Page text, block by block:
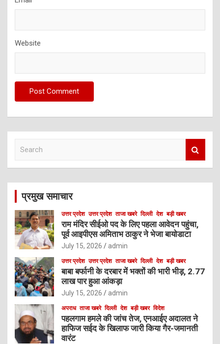
Website
c
प्रमुख समाचार
उत्तर प्रदेश उत्तर प्रदेश ताजा खबरे दिल्ली देश बड़ी खबर
राम मंदिर सीईओ पद के लिए पहला आवेदन पहुंचा,
पूर्व आइपीएस अमिताभ ठाकुर ने भेजा बायोडाटा
July 15, 2026 admin
उत्तर प्रदेश उत्तर प्रदेश ताजा खबरे दिल्ली देश बड़ी खबर
बाबा बर्फानी के दरबार में भक्तों की भारी भीड़, 2.77
लाख पार हुआ आंकड़ा
July 15, 2026 admin
अपराध ताजा खबरे दिल्ली देश बड़ी खबर विदेश
पहलगाम हमले की जांच तेज, एनआईए अदालत ने
हाफिज सईद के खिलाफ जारी किया गैर-जमानती
वारंट